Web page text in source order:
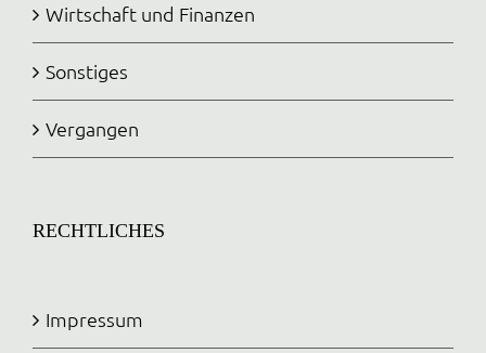
Wirtschaft und Finanzen
Sonstiges
Vergangen
RECHTLICHES
Impressum